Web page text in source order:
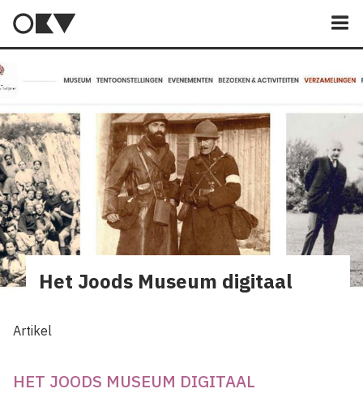
Het Joods Museum digitaal
Artikel
HET JOODS MUSEUM DIGITAAL